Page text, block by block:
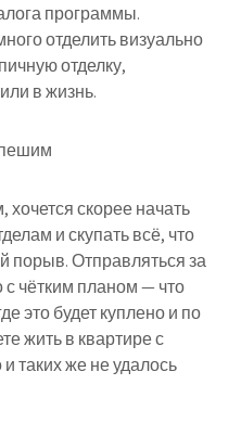
программы.
отделить визуально
отделку,
в жизнь.
скорее начать
и скупать всё, что
порыв. Отправляться за
чётким планом — что
это будет куплено и по
жить в квартире с
таких же не удалось